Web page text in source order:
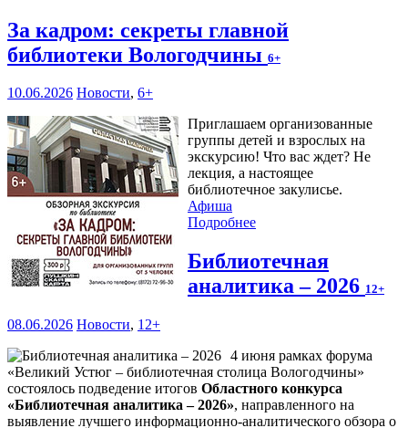
За кадром: секреты главной
библиотеки Вологодчины 6+
10.06.2026 Новости, 6+
Приглашаем организованные
группы детей и взрослых на
экскурсию! Что вас ждет? Не
лекция, а настоящее
библиотечное закулисье.
Афиша
Подробнее
Библиотечная
аналитика – 2026 12+
08.06.2026 Новости, 12+
4 июня рамках форума
«Великий Устюг – библиотечная столица Вологодчины»
состоялось подведение итогов Областного конкурса
«Библиотечная аналитика – 2026», направленного на
выявление лучшего информационно-аналитического обзора о